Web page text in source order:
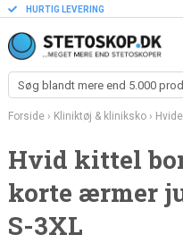
HURTIG LEVERING
Forside› Kliniktøj & kliniksko›
Hvid kittel
korte ærmer
S-3XL